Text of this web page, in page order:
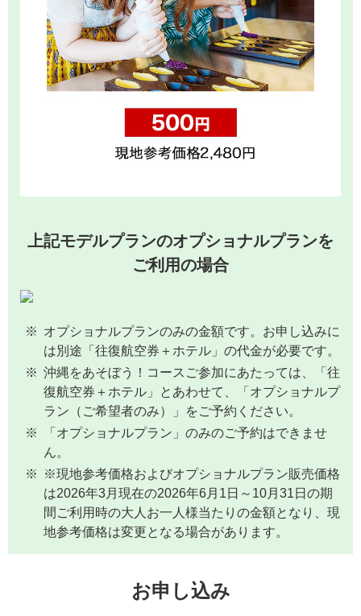
上記モデルプランのオプショナルプランを
ご利用の場合
オプショナルプランのみの金額です。お申し込みに
は別途「往復航空券＋ホテル」の代金が必要です。
沖縄をあそぼう！コースご参加にあたっては、「往
復航空券＋ホテル」とあわせて、「オプショナルプ
ラン（ご希望者のみ）」をご予約ください。
「オプショナルプラン」のみのご予約はできませ
ん。
※現地参考価格およびオプショナルプラン販売価格
は2026年3月現在の2026年6月1日～10月31日の期
間ご利用時の大人お一人様当たりの金額となり、現
地参考価格は変更となる場合があります。
お申し込み